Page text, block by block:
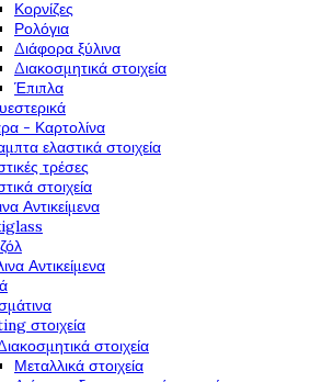
Κορνίζες
Ρολόγια
Διάφορα ξύλινα
Διακοσμητικά στοιχεία
Έπιπλα
- Καρτολίνα
ελαστικά στοιχεία
τρέσες
στοιχεία
Αντικείμενα
Αντικείμενα
στοιχεία
στοιχεία
Μεταλλικά στοιχεία